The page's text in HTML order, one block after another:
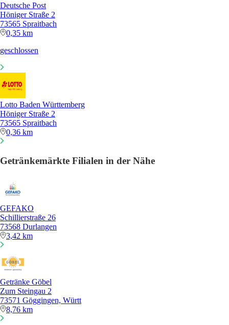
Deutsche Post
Höniger Straße 2
73565 Spraitbach
0,35 km
geschlossen
Lotto Baden Württemberg
Höniger Straße 2
73565 Spraitbach
0,36 km
Getränkemärkte Filialen in der Nähe
GEFAKO
Schillierstraße 26
73568 Durlangen
3,42 km
Getränke Göbel
Zum Steingau 2
73571 Göggingen, Württ
8,76 km